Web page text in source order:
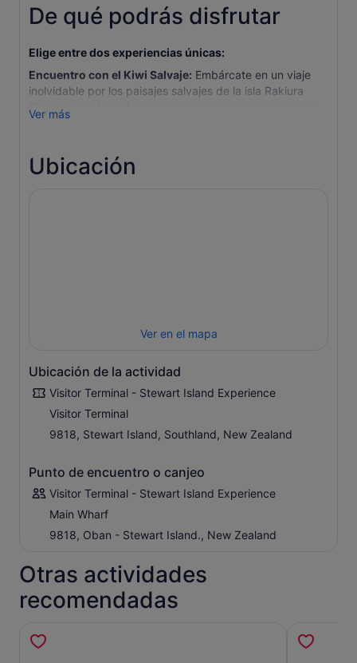
De qué podrás disfrutar
Elige entre dos experiencias únicas:
Encuentro con el Kiwi Salvaje: Embárcate en un viaje
inolvidable por los paisajes salvajes de la isla Rakiura
Stewart mientras el día se convierte en noche en busca
del esquivo kiwi marrón del sur (tokoeka). Comienza con
islas cercanas, en el que podrás avistar animales salvajes
como albatros, pingüinos, titi (ave carnívora) y osos
de la historia maorí y europea antes de partir en una
una bebida caliente en el tradicional whare antes de
Información importante:
embarrados, por lo que es esencial llevar calzado
Ver más
Ubicación
Ver en el mapa
Ubicación de la actividad
Visitor Terminal - Stewart Island Experience
Visitor Terminal
9818, Stewart Island, Southland, New Zealand
Punto de encuentro o canjeo
Visitor Terminal - Stewart Island Experience
Main Wharf
9818, Oban - Stewart Island., New Zealand
Otras actividades
recomendadas